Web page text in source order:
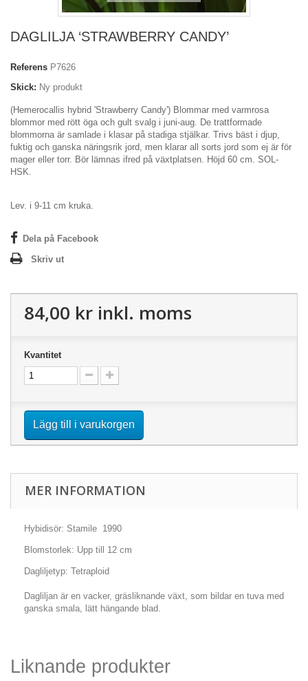
DAGLILJA ‘STRAWBERRY CANDY’
Referens P7626
Skick: Ny produkt
(Hemerocallis hybrid 'Strawberry Candy') Blommar med varmrosa
blommor med rött öga och gult svalg i juni-aug. De trattformade
blommorna är samlade i klasar på stadiga stjälkar. Trivs bäst i djup,
fuktig och ganska näringsrik jord, men klarar all sorts jord som ej är för
mager eller torr. Bör lämnas ifred på växtplatsen. Höjd 60 cm. SOL-
HSK.
Lev. i 9-11 cm kruka.
Dela på Facebook
Skriv ut
84,00 kr inkl. moms
Kvantitet
Lägg till i varukorgen
MER INFORMATION
Hybidisör: Stamile 1990
Blomstorlek: Upp till 12 cm
Dagliljetyp: Tetraploid
Dagliljan är en vacker, gräsliknande växt, som bildar en tuva med
ganska smala, lätt hängande blad.
Liknande produkter